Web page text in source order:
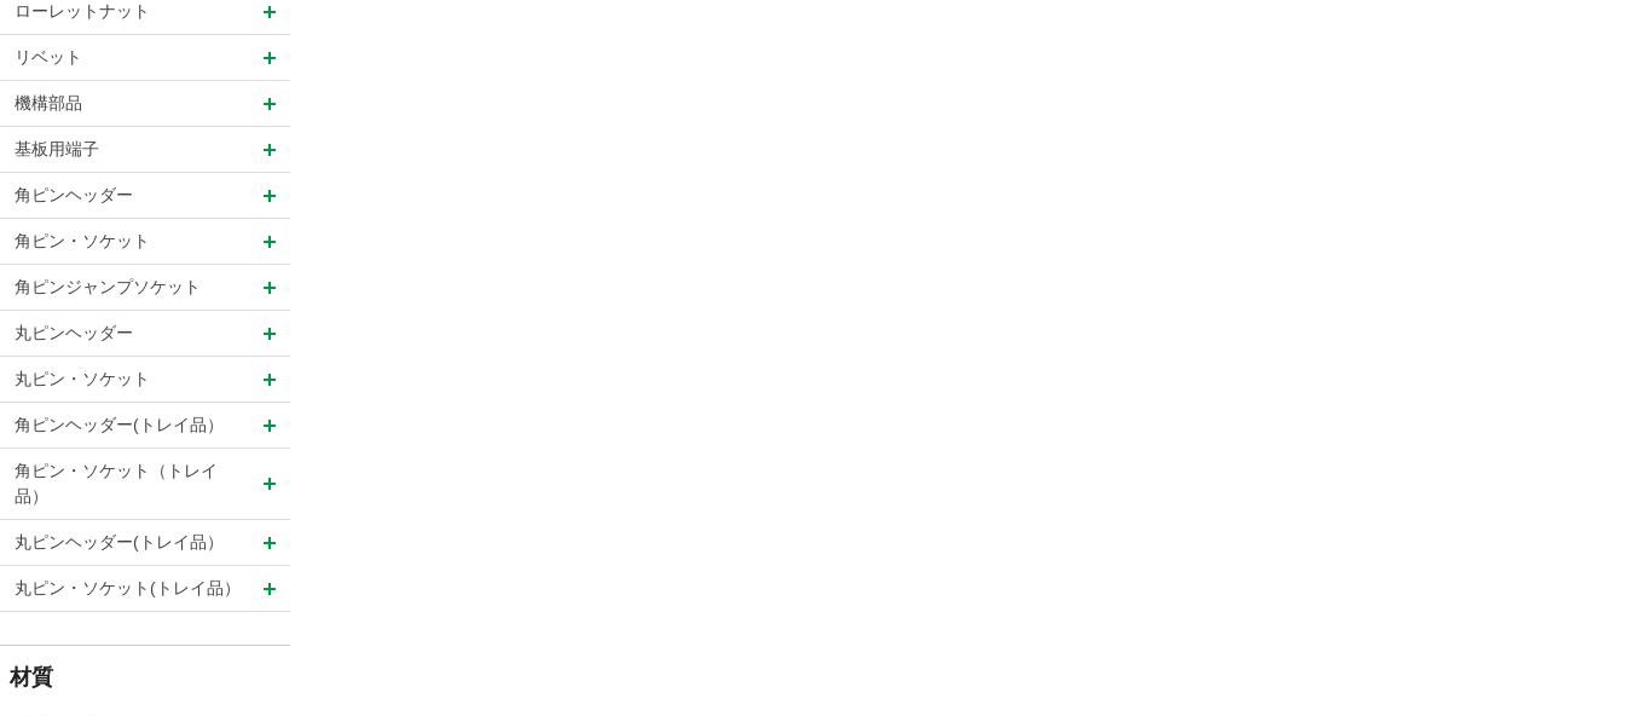
ローレットナット
リベット
機構部品
基板用端子
角ピンヘッダー
角ピン・ソケット
角ピンジャンプソケット
丸ピンヘッダー
丸ピン・ソケット
角ピンヘッダー(トレイ品）
角ピン・ソケット（トレイ
品）
丸ピンヘッダー(トレイ品）
丸ピン・ソケット(トレイ品）
材質